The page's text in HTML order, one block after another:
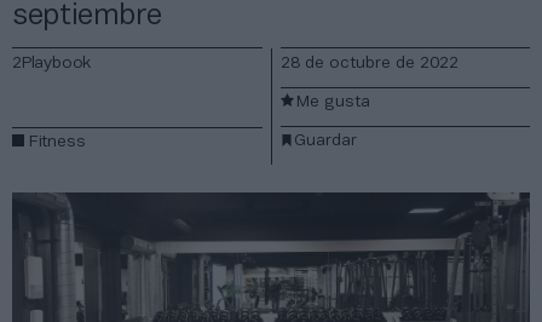
septiembre
2Playbook
Fitness
28 de octubre de 2022
Guardar
Me gusta